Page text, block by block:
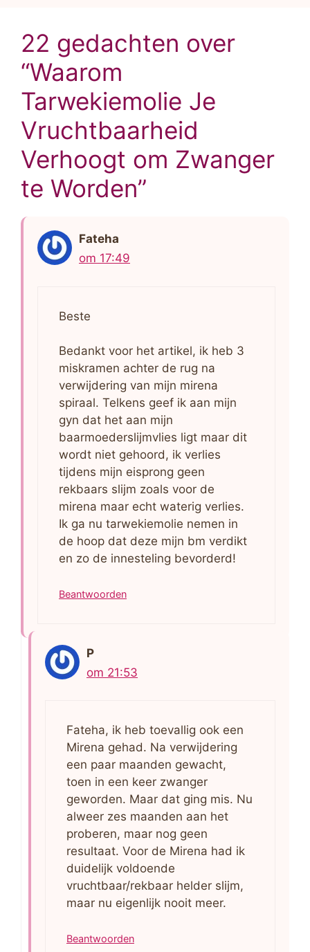
22 gedachten over
“Waarom
Tarwekiemolie Je
Vruchtbaarheid
Verhoogt om Zwanger
te Worden”
Fateha
om 17:49
Beste
Bedankt voor het artikel, ik heb 3
miskramen achter de rug na
verwijdering van mijn mirena
spiraal. Telkens geef ik aan mijn
gyn dat het aan mijn
baarmoederslijmvlies ligt maar dit
wordt niet gehoord, ik verlies
tijdens mijn eisprong geen
rekbaars slijm zoals voor de
mirena maar echt waterig verlies.
Ik ga nu tarwekiemolie nemen in
de hoop dat deze mijn bm verdikt
en zo de innesteling bevorderd!
Beantwoorden
P
om 21:53
Fateha, ik heb toevallig ook een
Mirena gehad. Na verwijdering
een paar maanden gewacht,
toen in een keer zwanger
geworden. Maar dat ging mis. Nu
alweer zes maanden aan het
proberen, maar nog geen
resultaat. Voor de Mirena had ik
duidelijk voldoende
vruchtbaar/rekbaar helder slijm,
maar nu eigenlijk nooit meer.
Beantwoorden